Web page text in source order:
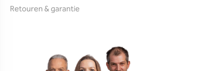
Retouren & garantie